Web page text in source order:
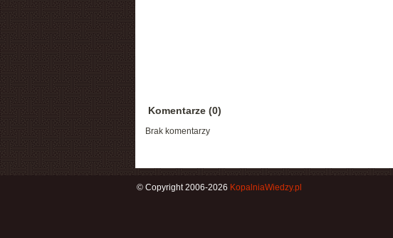
Komentarze (0)
Brak komentarzy
© Copyright 2006-2026 KopalniaWiedzy.pl